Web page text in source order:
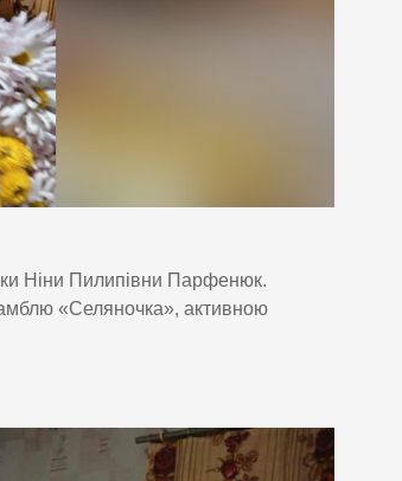
Ніни Пилипівни Парфенюк.
«Селяночка», активною